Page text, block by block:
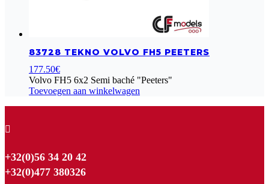
83728 TEKNO VOLVO FH5 PEETERS
177.50€
Volvo FH5 6x2 Semi baché "Peeters"
Toevoegen aan winkelwagen

+32(0)56 34 20 42
+32(0)477 380326